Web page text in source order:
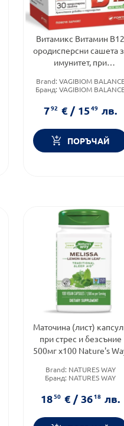
Витамикс Витамин В12
ородисперсни сашета
имунитет, при
Fortex
Brand: VAGIBIOM BALANCE
Бранд:VAGIBIOM BALANCE
792 € / 1549 лв.
ПОРЪЧАЙ
Маточина (лист)
при стрес и безсъние
500мг х100 Nature's
Brand: NATURES WAY
Бранд: NATURES WAY
1850 € / 3618 лв.